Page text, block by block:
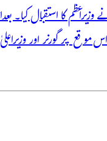
کا استقبال کیا۔
گورنر اور وزیراعلیٰ